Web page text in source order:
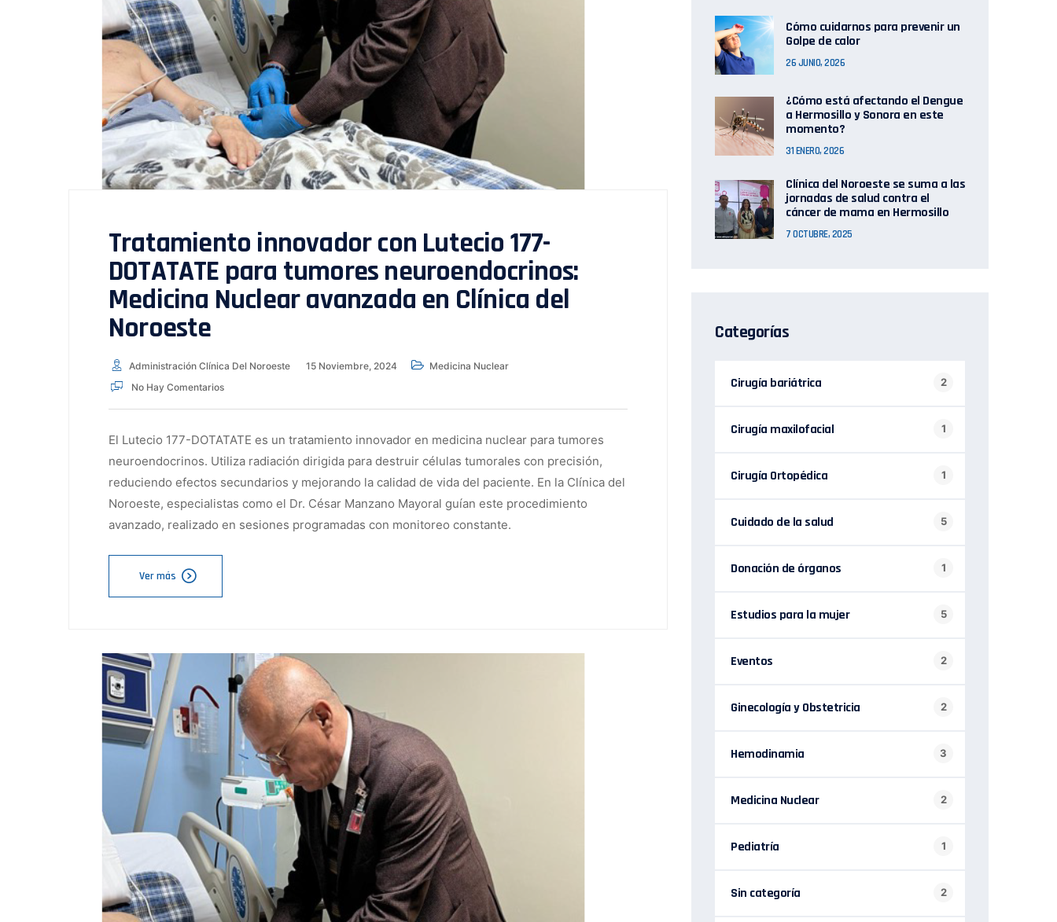
Tratamiento innovador con Lutecio 177-
DOTATATE para tumores neuroendocrinos:
Medicina Nuclear avanzada en Clínica del
Noroeste
Administración Clínica Del Noroeste 15 Noviembre, 2024
Medicina Nuclear
No Hay Comentarios
El Lutecio 177-DOTATATE es un tratamiento innovador en medicina nuclear para tumores
neuroendocrinos. Utiliza radiación dirigida para destruir células tumorales con precisión,
reduciendo efectos secundarios y mejorando la calidad de vida del paciente. En la Clínica del
Noroeste, especialistas como el Dr. César Manzano Mayoral guían este procedimiento
avanzado, realizado en sesiones programadas con monitoreo constante.
Ver más
Cómo cuidarnos para prevenir un
Golpe de calor
26 JUNIO, 2026
¿Cómo está afectando el Dengue
a Hermosillo y Sonora en este
momento?
31 ENERO, 2026
Clínica del Noroeste se suma a las
jornadas de salud contra el
cáncer de mama en Hermosillo
7 OCTUBRE, 2025
Categorías
Cirugía bariátrica 2
Cirugía maxilofacial 1
Cirugía Ortopédica 1
Cuidado de la salud 5
Donación de órganos 1
Estudios para la mujer 5
Eventos 2
Ginecología y Obstetricia 2
Hemodinamia 3
Medicina Nuclear 2
Pediatría 1
Sin categoría 2